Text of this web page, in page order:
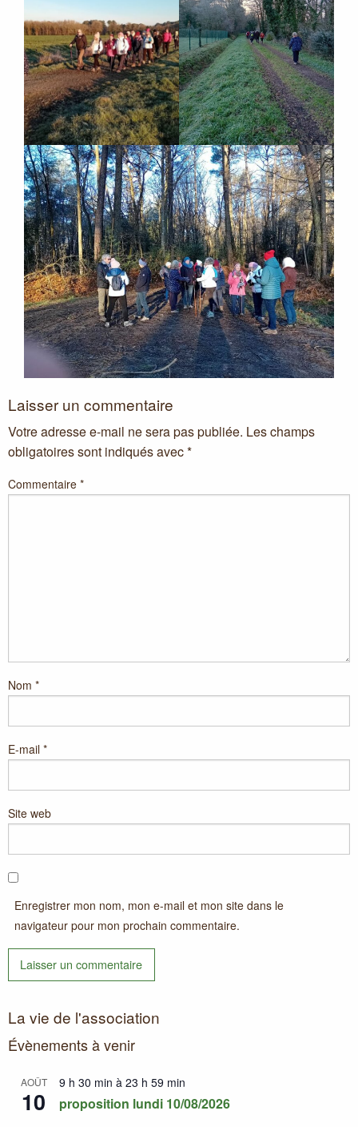
Laisser un commentaire
Votre adresse e-mail ne sera pas publiée. Les champs
obligatoires sont indiqués avec*
Commentaire *
Nom *
E-mail *
Site web
Enregistrer mon nom, mon e-mail et mon site dans le
navigateur pour mon prochain commentaire.
La vie de l'association
Évènements à venir
AOÛT
10
9 h 30 min à 23 h 59 min
proposition lundi 10/08/2026